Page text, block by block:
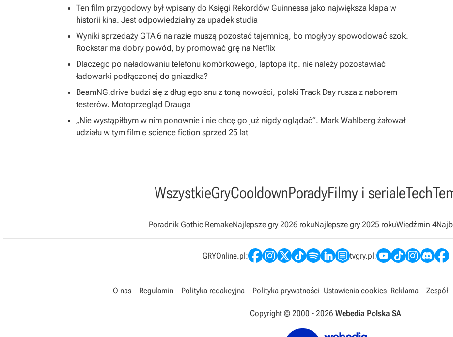
Ten film przygodowy był wpisany do Księgi Rekordów Guinnessa jako największa klapa w
historii kina. Jest odpowiedzialny za upadek studia
Wyniki sprzedaży GTA 6 na razie muszą pozostać tajemnicą, bo mogłyby spowodować szok.
Rockstar ma dobry powód, by promować grę na Netflix
Dlaczego po naładowaniu telefonu komórkowego, laptopa itp. nie należy pozostawiać
ładowarki podłączonej do gniazdka?
BeamNG.drive budzi się z długiego snu z toną nowości, polski Track Day rusza z naborem
testerów. Motoprzegląd Drauga
„Nie wystąpiłbym w nim ponownie i nie chcę go już nigdy oglądać”. Mark Wahlberg żałował
udziału w tym filmie science fiction sprzed 25 lat
WszystkieGryCooldownPoradyFilmy i serialeTech
Poradnik Gothic RemakeNajlepsze gry 2026 rokuNajlepsze gry 2025 rokuWiedźmin 4
GRYOnline.pl: tvgry.pl:
O nas Regulamin Polityka redakcyjna Polityka prywatności Ustawienia cookies Reklama Zespół
Copyright © 2000 - 2026 Webedia Polska SA